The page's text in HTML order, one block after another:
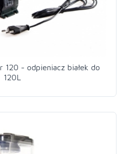
120 - odpieniacz białek do
120L